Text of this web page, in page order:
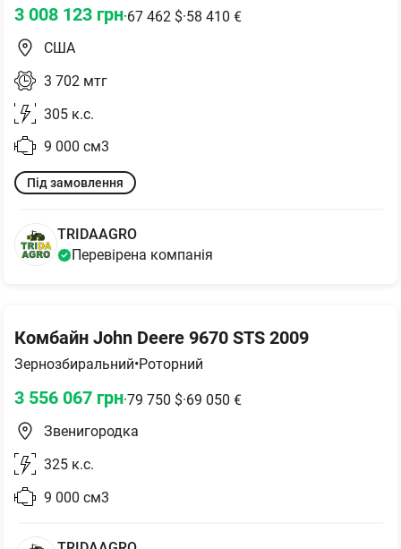
3 008 123 грн·67 462 $·58 410 €
США
3 702 мтг
305 к.с.
9 000 см3
Під замовлення
TRIDAAGRO
Перевірена компанія
Комбайн John Deere 9670 STS 2009
Зернозбиральний•Роторний
3 556 067 грн·79 750 $·69 050 €
Звенигородка
325 к.с.
9 000 см3